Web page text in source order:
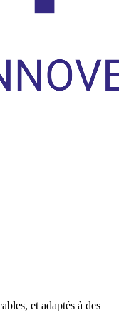
et adaptés à des